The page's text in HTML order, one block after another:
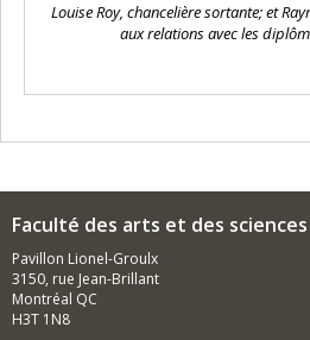
Louise Roy, chancelière sortante; et
aux relations avec les
Faculté des arts et des sciences
Pavillon Lionel-Groulx
3150, rue Jean-Brillant
Montréal QC
H3T 1N8